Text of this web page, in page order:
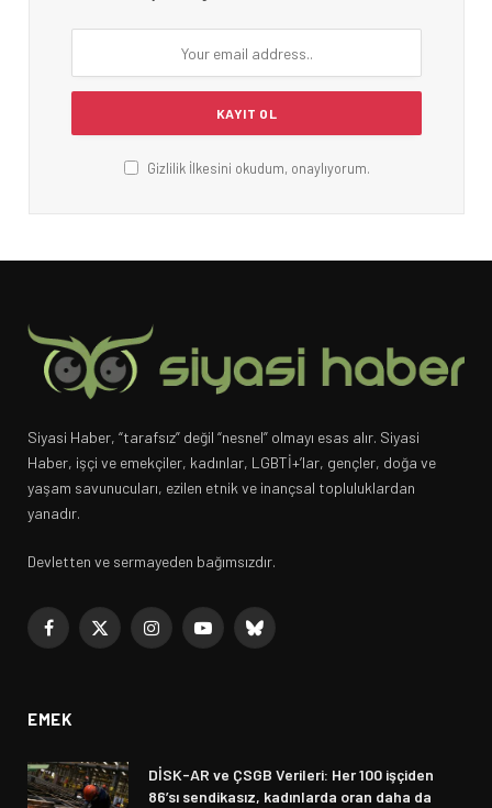
Gizlilik İlkesini okudum, onaylıyorum.
Siyasi Haber, “tarafsız” değil “nesnel” olmayı esas alır. Siyasi
Haber, işçi ve emekçiler, kadınlar, LGBTİ+’lar, gençler, doğa ve
yaşam savunucuları, ezilen etnik ve inançsal topluluklardan
yanadır.
Devletten ve sermayeden bağımsızdır.
Facebook
X
InstagramYouTubeBluesky
EMEK
DİSK-AR ve ÇSGB Verileri: Her 100 işçiden
86’sı sendikasız, kadınlarda oran daha da